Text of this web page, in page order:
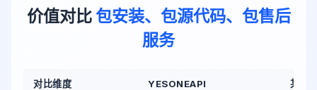
价值对比包安装、包源代码、包售后
服务
对比维度 YESONEAPI 某 AI